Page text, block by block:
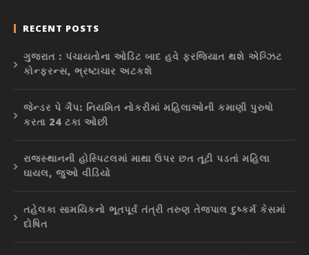
RECENT POSTS
ગુજરાત : પંચાયતોના ઓડિટ બાદ હવે ફરજિયાત થશે એગ્ઝિટ
કોન્ફરન્સ, ભ્રષ્ટાચાર અટકશે
જેન્ડર પે ગૈપ: નિયમિત નોકરીમાં મહિલાઓની કમાણી પુરુષો
કરતા 24 ટકા ઓછી
રાજસ્થાનની હોસ્પિટલમાં માથા ઉપર છત તૂટી પડતાં મહિલા
ઘાયલ, જુઓ વીડિયો
તહેલકા સામયિકનો ભૂતપૂર્વ તંત્રી તરુણ તેજપાલ દુષ્કર્મ કેસમાં
દોષિત